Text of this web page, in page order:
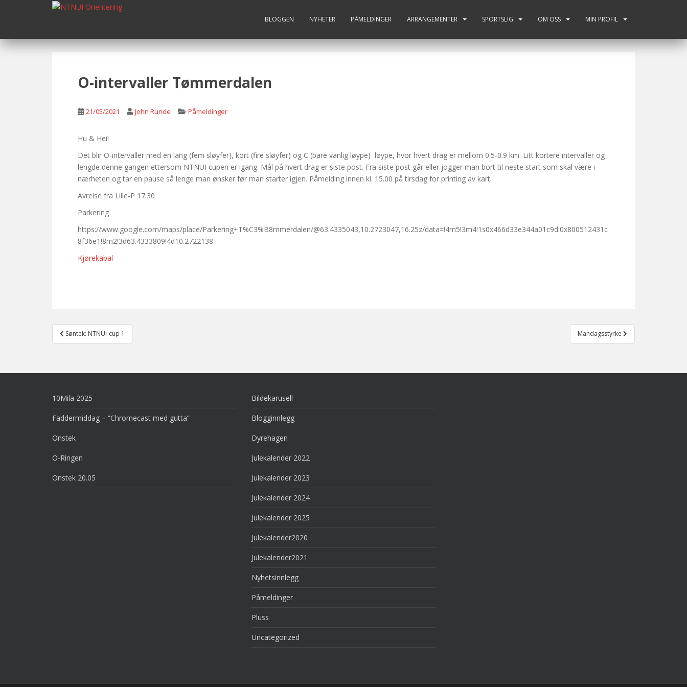
p
BLOGGEN NYHETER PÅMELDINGER ARRANGEMENTER SPORTSLIG OM OSS MIN PROFIL
O-intervaller Tømmerdalen
21/05/2021 John Runde Påmeldinger
Hu & Hei!
Det blir O-intervaller med en lang (fem sløyfer), kort (fire sløyfer) og C (bare vanlig løype) løype, hvor hvert drag er mellom 0.5-0.9 km. Litt kortere intervaller og
lengde denne gangen ettersom NTNUI cupen er igang. Mål på hvert drag er siste post. Fra siste post går eller jogger man bort til neste start som skal være i
nærheten og tar en pause så lenge man ønsker før man starter igjen. Påmelding innen kl. 15.00 på tirsdag for printing av kart.
Avreise fra Lille-P 17:30
Parkering
https://www.google.com/maps/place/Parkering+T%C3%B8mmerdalen/@63.4335043,10.2723047,16.25z/data=!4m5!3m4!1s0x466d33e344a01c9d:0x800512431c
8f36e1!8m2!3d63.4333809!4d10.2722138
Kjørekabal
Post
navigation
Søntek: NTNUI-cup 1 Mandagsstyrke
10Mila 2025
Faddermiddag – “Chromecast med gutta”
Onstek
O-Ringen
Onstek 20.05
Bildekarusell
Blogginnlegg
Dyrehagen
Julekalender 2022
Julekalender 2023
Julekalender 2024
Julekalender 2025
Julekalender2020
Julekalender2021
Nyhetsinnlegg
Påmeldinger
Pluss
Uncategorized